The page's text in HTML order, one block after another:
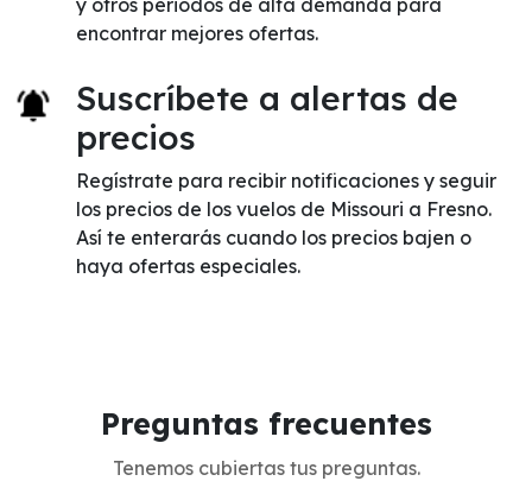
y otros periodos de alta demanda para
encontrar mejores ofertas.
Suscríbete a alertas de
precios
Regístrate para recibir notificaciones y seguir
los precios de los vuelos de Missouri a Fresno.
Así te enterarás cuando los precios bajen o
haya ofertas especiales.
Preguntas frecuentes
Tenemos cubiertas tus preguntas.